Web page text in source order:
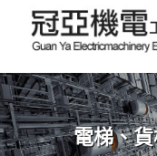
電梯、